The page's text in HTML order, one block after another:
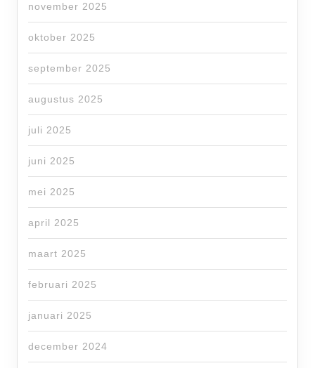
november 2025
oktober 2025
september 2025
augustus 2025
juli 2025
juni 2025
mei 2025
april 2025
maart 2025
februari 2025
januari 2025
december 2024